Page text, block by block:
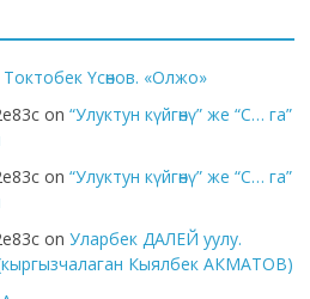
Токтобек Үсөнов. «Олжо»
on“Улуктун күйгөнү” же “С… га”
on“Улуктун күйгөнү” же “С… га”
onУларбек ДАЛЕЙ уулу.
Кыялбек АКМАТОВ)